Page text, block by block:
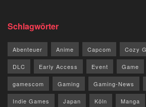
Schlagwörter
Abenteuer Anime Capcom Cozy
DLC Early Access Event Game
gamescom Gaming Gaming-News
Indie Games Japan Köln Manga